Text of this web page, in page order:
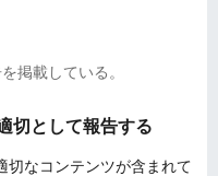
掲載している。
切として報告する
切なコンテンツが含まれて